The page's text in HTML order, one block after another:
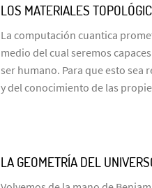
LOS MATERIALES
La computación cuantica
medio del cual seremos
ser humano. Para que esto sea
y del conocimiento de las
LA GEOMETRÍA DEL